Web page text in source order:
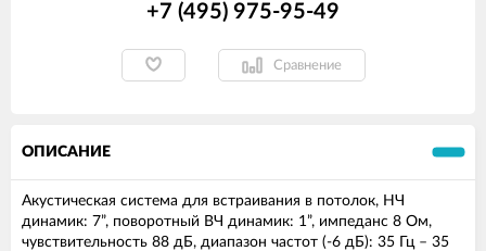
+7 (495) 975-95-49
Сравнение
ОПИСАНИЕ
Акустическая система для встраивания в потолок, НЧ
динамик: 7”, поворотный ВЧ динамик: 1”, импеданс 8 Ом,
чувствительность 88 дБ, диапазон частот (-6 дБ): 35 Гц – 35